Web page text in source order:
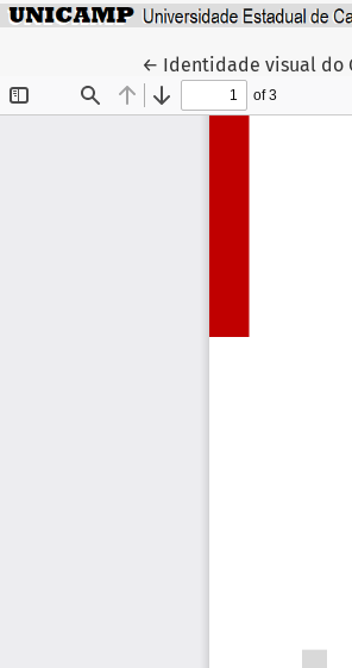
← Voltar aos Detalhes
Identidade visual do